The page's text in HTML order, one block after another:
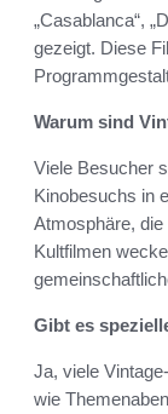
„Casablanca“,
gezeigt. Diese
Warum sind
Viele Besucher
Kinobesuchs in
Atmosphäre,
Kultfilmen
Gibt es
Ja, viele
wie